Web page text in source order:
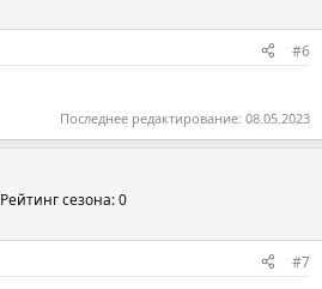
#6
Последнее редактирование: 08.05.2023
Рейтинг сезона: 0
#7